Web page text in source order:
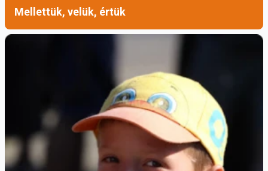
Mellettük, velük, értük